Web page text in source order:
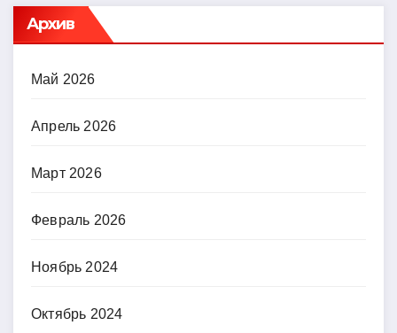
Архив
Май 2026
Апрель 2026
Март 2026
Февраль 2026
Ноябрь 2024
Октябрь 2024